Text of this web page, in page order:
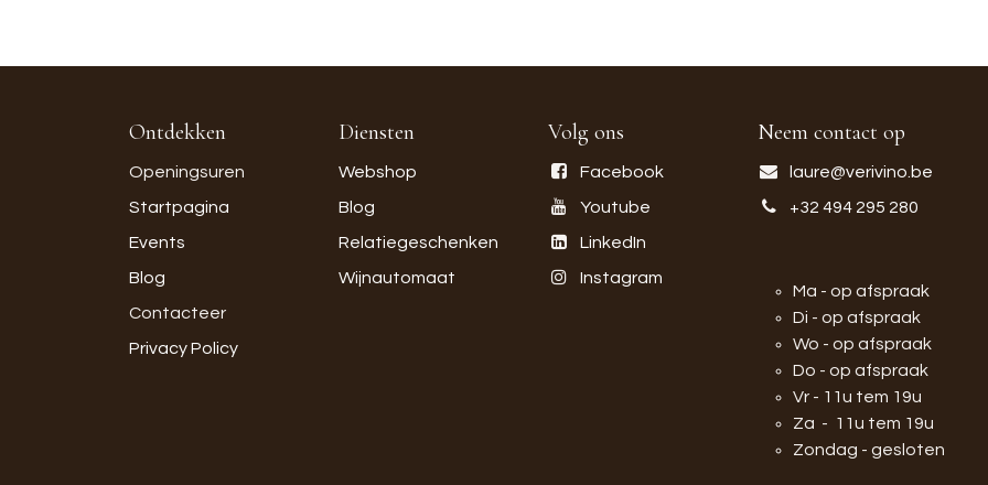
Ontdekken
Openingsuren
Startpagina
Events
Blog
Contacteer
Privacy Policy
Diensten
Webshop
Blog
Relatiegeschenken
Wijnautomaat
Volg ons
Facebook
Youtube
LinkedIn
Instagram
Neem contact op
laure@verivino.be
+32 494 295 280
Ma - op afspraak
Di - op afspraak
Wo - op afspraak
Do - op afspraak
Vr - 11u tem 19u
Za - 11u tem 19u
Zondag - gesloten